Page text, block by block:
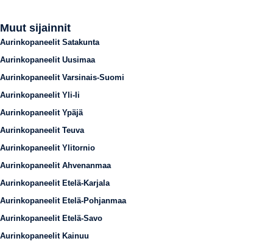
Muut sijainnit
Aurinkopaneelit Satakunta
Aurinkopaneelit Uusimaa
Aurinkopaneelit Varsinais-Suomi
Aurinkopaneelit Yli-Ii
Aurinkopaneelit Ypäjä
Aurinkopaneelit Teuva
Aurinkopaneelit Ylitornio
Aurinkopaneelit Ahvenanmaa
Aurinkopaneelit Etelä-Karjala
Aurinkopaneelit Etelä-Pohjanmaa
Aurinkopaneelit Etelä-Savo
Aurinkopaneelit Kainuu